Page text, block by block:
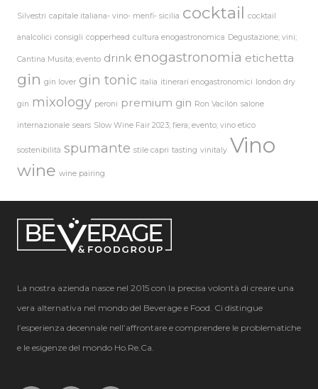
Silvestri capitale italiana- vino- menfi- sicilia cocktail cocktail
analcolici consigli copperhead cultura enogastronomica Degustazione; vini;
Cantina Musita; evento drink enogastronomia etichetta
gin gin lover gin tonic italia itinerari enogastronomici london dry
gin mixology peroni premium gin Ron Vacilón salone
internazionale sears Slow Wine Fair 2023; fiera; evento; vino etico
sostenibilità spumante stile capri tasting vinitaly Vino
wine wine pairing
La nostra azienda nasce nel 2015 con la precisa volontà di creare una
vera alternativa nel mondo del Beverage e Food. Ci distingue
l’esperienza decennale nell’affrontare e comprendere le problematiche
e le esigenze del mondo Ho.Re.Ca.